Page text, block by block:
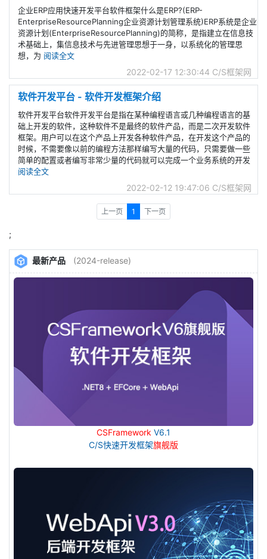
企业ERP应用快速开发平台软件框架什么是ERP?(ERP-
EnterpriseResourcePlanning企业资源计划管理系统)ERP系统是企业
资源计划(EnterpriseResourcePlanning)的简称，是指建立在信息技
术基础上，集信息技术与先进管理思想于一身，以系统化的管理思
想，为 阅读全文
2022-02-17 12:30:44 C/S框架网
软件开发平台 - 软件开发框架介绍
软件开发平台软件开发平台是指在某种编程语言或几种编程语言的基
础上开发的软件，这种软件不是最终的软件产品，而是二次开发软件
框架。用户可以在这个产品上开发各种软件产品，在开发这个产品的
时候，不需要像以前的编程方法那样编写大量的代码，只需要做一些
简单的配置或者编写非常少量的代码就可以完成一个业务系统的开发
阅读全文
2022-02-12 19:47:06 C/S框架网
上一页 1 下一页
;
最新产品 (2024-release)
CSFramework V6.1
C/S快速开发框架旗舰版